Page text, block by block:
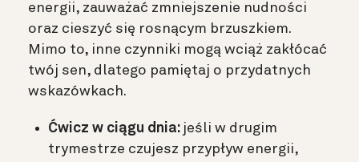
energii, zauważać zmniejszenie nudności
oraz cieszyć się rosnącym brzuszkiem.
Mimo to, inne czynniki mogą wciąż zakłócać
twój sen, dlatego pamiętaj o przydatnych
wskazówkach.
Ćwicz w ciągu dnia: jeśli w drugim
trymestrze czujesz przypływ energii,